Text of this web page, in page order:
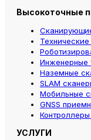
Высокоточные
Инженерные
Наземные
SLAM
Мобильные
GNSS
УСЛУГИ